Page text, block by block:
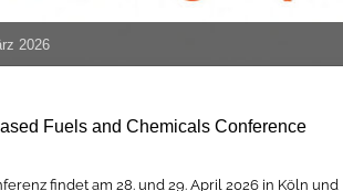
2026
Fuels and Chemicals Conference
findet am 28. und 29. April 2026 in Köln und